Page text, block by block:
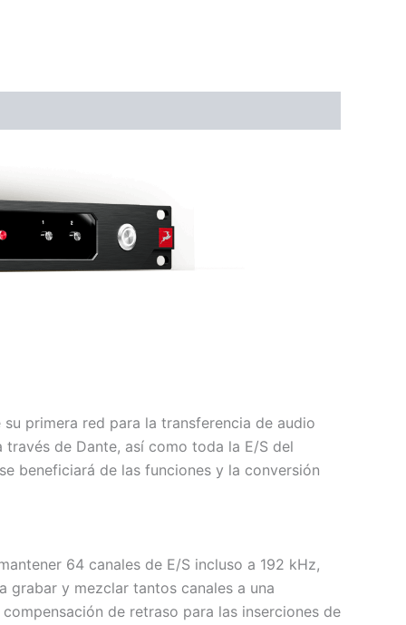
primera red para la transferencia de audio
de Dante, así como toda la E/S del
beneficiará de las funciones y la conversión
64 canales de E/S incluso a 192 kHz,
grabar y mezclar tantos canales a una
de retraso para las inserciones de